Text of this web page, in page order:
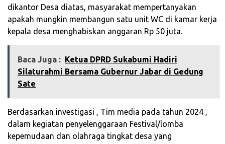
dikantor Desa diatas, masyarakat mempertanyakan
apakah mungkin membangun satu unit WC di kamar kerja
kepala desa menghabiskan anggaran Rp 50 juta.
Baca Juga : ‎Ketua DPRD Sukabumi Hadiri
Silaturahmi Bersama Gubernur Jabar di Gedung
Sate‎
Berdasarkan investigasi , Tim media pada tahun 2024 ,
dalam kegiatan penyelenggaraan Festival/lomba
kepemudaan dan olahraga tingkat desa yang